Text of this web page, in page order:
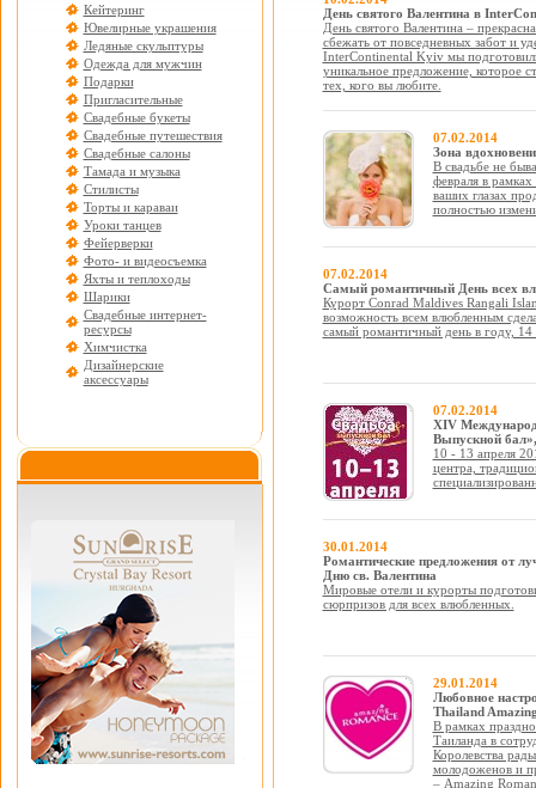
Кейтеринг
Ювелирные украшения
Ледяные скульптуры
Одежда для мужчин
Подарки
Пригласительные
Свадебные букеты
Свадебные путешествия
Свадебные салоны
Тамада и музыка
Стилисты
Торты и караваи
Уроки танцев
Фейерверки
Фото- и видеосъемка
Яхты и теплоходы
Шарики
Свадебные интернет-
ресурсы
Химчистка
Дизайнерские
аксессуары
День святого Валентина в
День святого Валентина –
сбежать от повседневных забот и
InterContinental Kyiv мы
уникальное предложение, которое
тех, кого вы любите.
07.02.2014
Зона
В свадьбе не
февраля в
ваших глазах
полностью
07.02.2014
Самый романтичный День всех
Курорт Conrad Maldives Rangali
возможность всем влюбленным
самый романтичный день в году, 14
07.02.2014
ХIV
Выпускной
10 - 13 апреля
центра,
30.01.2014
Романтические предложения от
Дню св. Валентина
Мировые отели и курорты
сюрпризов для всех влюбленных.
29.01.2014
Любовное
Thailand
В рамках
Таиланда в
Королевства
молодоженов и
– Amazing